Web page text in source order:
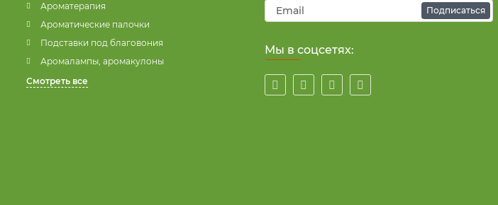
Ароматерапия
Ароматические палочки
Подставки под благовония
Аромалампы, аромакулоны
Смотреть все
Подписаться
Мы в соцсетях: